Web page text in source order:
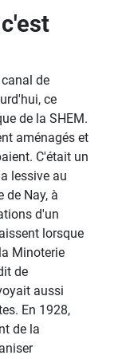
de
ce
de la SHEM.
aménagés et
C'était un
lessive au
de Nay, à
d'un
lorsque
Minoterie
de
aussi
En 1928,
de la